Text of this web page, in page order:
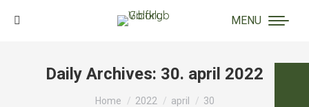
MENU
Search:
Daily Archives: 30. april 2022
You are here:
Home 2022 april 30